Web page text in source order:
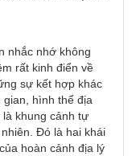
nhắc nhớ không
rất kinh điển về
sự kết hợp khác
gian, hình thể địa
khung cảnh tự
Đó là hai khái
hoàn cảnh địa lý